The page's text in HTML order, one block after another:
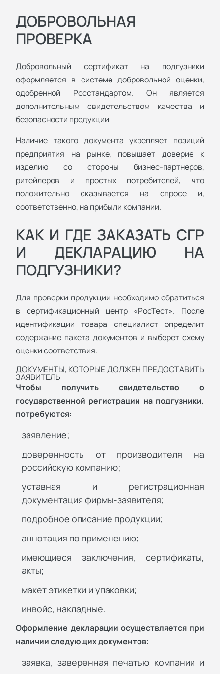
ДОБРОВОЛЬНАЯ
ПРОВЕРКА
Добровольный сертификат на подгузники
оформляется в системе добровольной оценки,
одобренной Росстандартом. Он является
дополнительным свидетельством качества и
безопасности продукции.
Наличие такого документа укрепляет позиций
предприятия на рынке, повышает доверие к
изделию со стороны бизнес-партнеров,
ритейлеров и простых потребителей, что
положительно сказывается на спросе и,
соответственно, на прибыли компании.
КАК И ГДЕ ЗАКАЗАТЬ СГР
И ДЕКЛАРАЦИЮ НА
ПОДГУЗНИКИ?
Для проверки продукции необходимо обратиться
в сертификационный центр «РосТест». После
идентификации товара специалист определит
содержание пакета документов и выберет схему
оценки соответствия.
ДОКУМЕНТЫ, КОТОРЫЕ ДОЛЖЕН ПРЕДОСТАВИТЬ
ЗАЯВИТЕЛЬ
Чтобы получить свидетельство о
государственной регистрации на подгузники,
потребуются:
заявление;
доверенность от производителя на
российскую компанию;
уставная и регистрационная
документация фирмы-заявителя;
подробное описание продукции;
аннотация по применению;
имеющиеся заключения, сертификаты,
акты;
макет этикетки и упаковки;
инвойс, накладные.
Оформление декларации осуществляется при
наличии следующих документов:
заявка, заверенная печатью компании и